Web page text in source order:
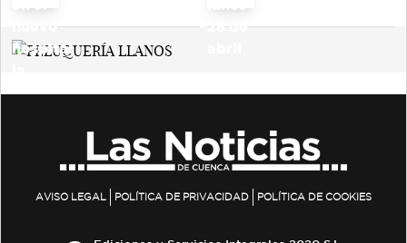
AVISO LEGAL POLÍTICA DE PRIVACIDAD POLÍTICA DE COOKIES